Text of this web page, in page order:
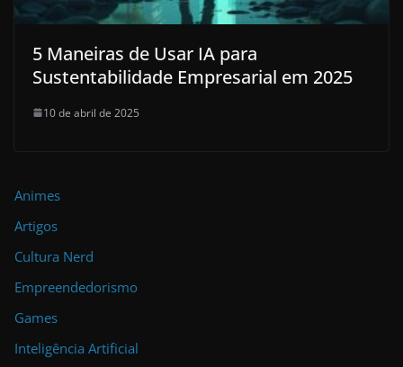
5 Maneiras de Usar IA para
Sustentabilidade Empresarial em 2025
10 de abril de 2025
Animes
Artigos
Cultura Nerd
Empreendedorismo
Games
Inteligência Artificial